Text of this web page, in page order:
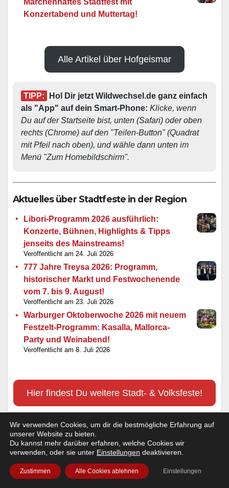
Konzertabend und Muttertag!
Alle Artikel über Hofgeismar
TIPP:
Hol Dir jetzt Wildwechsel.de ganz einfach
als "App" auf dein Smart-Phone: Klicke, wenn
Du auf der Startseite bist, unten (Safari) oder oben
rechts (Chrome) auf den "Teilen-Button" (Quadrat
mit Pfeil nach oben), und wähle dann unten im
Menü "Zum Homebildschirm".
Aktuelles über Stadtfeste in der Region
Libori-Programm 2026 ausführlich:
Konzerte, Bühnen, Highlights & Tipps
jenseits des Mainstreams!
24. Juli 2026
777 Jahre Treysa 2026: Programm,
historischer Markt und Festwochenende
vom 7. bis 9. August!
23. Juli 2026
Warburger Oktoberwoche 2026 mit neuem
Festzelt-Programm: Kasalla, Mallorca-
Party und Weinabend!
8. Juli 2026
Hier findest Du weitere Stadt- & Volksfeste!
Einen Kaffee fürs Ww-Team ☕
Wir verwenden Cookies, um dir die bestmögliche Erfahrung auf
unserer Website zu bieten.
Du kannst mehr darüber erfahren, welche Cookies wir
verwenden, oder sie unter Einstellungen deaktivieren.
Zustimmen Alle Cookies ablehnen Einstellungen